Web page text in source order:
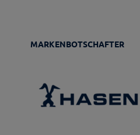
MARKENBOTSCHAFTER